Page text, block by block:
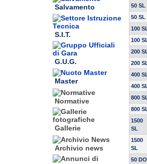
Salvamento
S.I.T.
G.U.G.
Master
Normative
Gallerie
Archivio news
50 SL
50 SL
100
100
200
200
400
400
800
800
1500
SL
1500
SL
50 DO